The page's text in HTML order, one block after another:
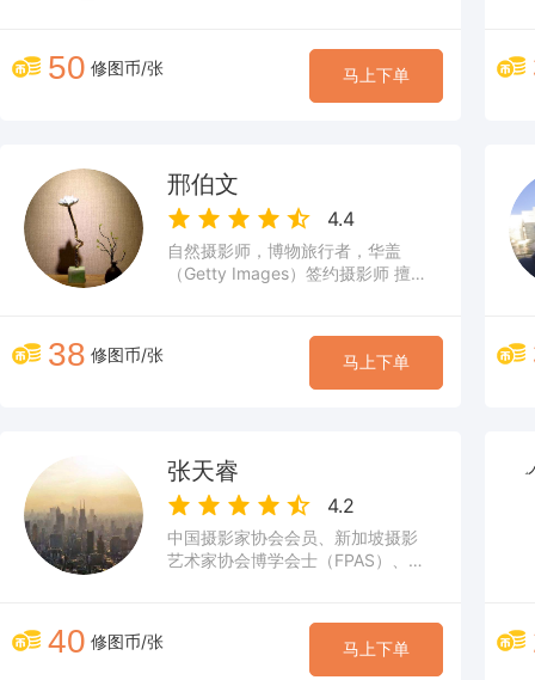
50 修图币/张 马上下单
邢伯文
4.4
自然摄影师，博物旅行者，华盖
（Getty Images）签约摄影师 擅长
38 修图币/张 马上下单
张天睿
4.2
中国摄影家协会会员、新加坡摄影
艺术家协会博学会士（FPAS）、怡
（PPSA） 擅长人像摄影后期
40 修图币/张 马上下单